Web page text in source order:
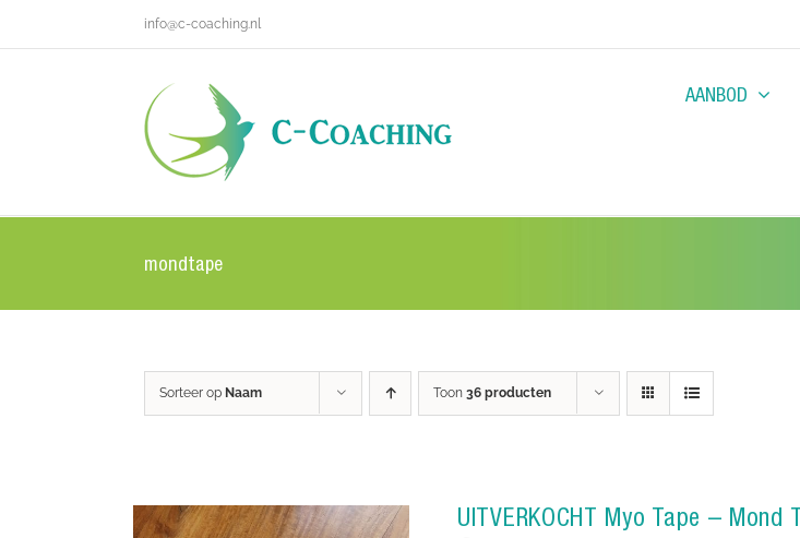
info@c-coaching.nl
AANBOD
mondtape
Sorteer op Naam Toon 36 producten
UITVERKOCHT Myo Tape –